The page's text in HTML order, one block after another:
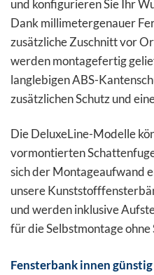
und konfigurieren Sie Ihr
Dank millimetergenauer
zusätzliche Zuschnitt vor
werden montagefertig
langlebigen ABS-
zusätzlichen Schutz und
Die DeluxeLine-Modelle
vormontierten
sich der Montageaufwand
unsere
und werden inklusive
für die Selbstmontage
Fensterbank innen